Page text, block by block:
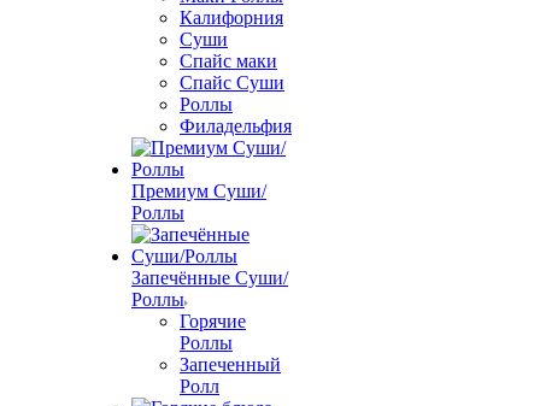
Калифорния
Суши
Спайс маки
Спайс Суши
Роллы
Филадельфия
Премиум Суши/
Роллы
Запечённые Cуши/
Роллы
Горячие
Роллы
Запеченный
Ролл